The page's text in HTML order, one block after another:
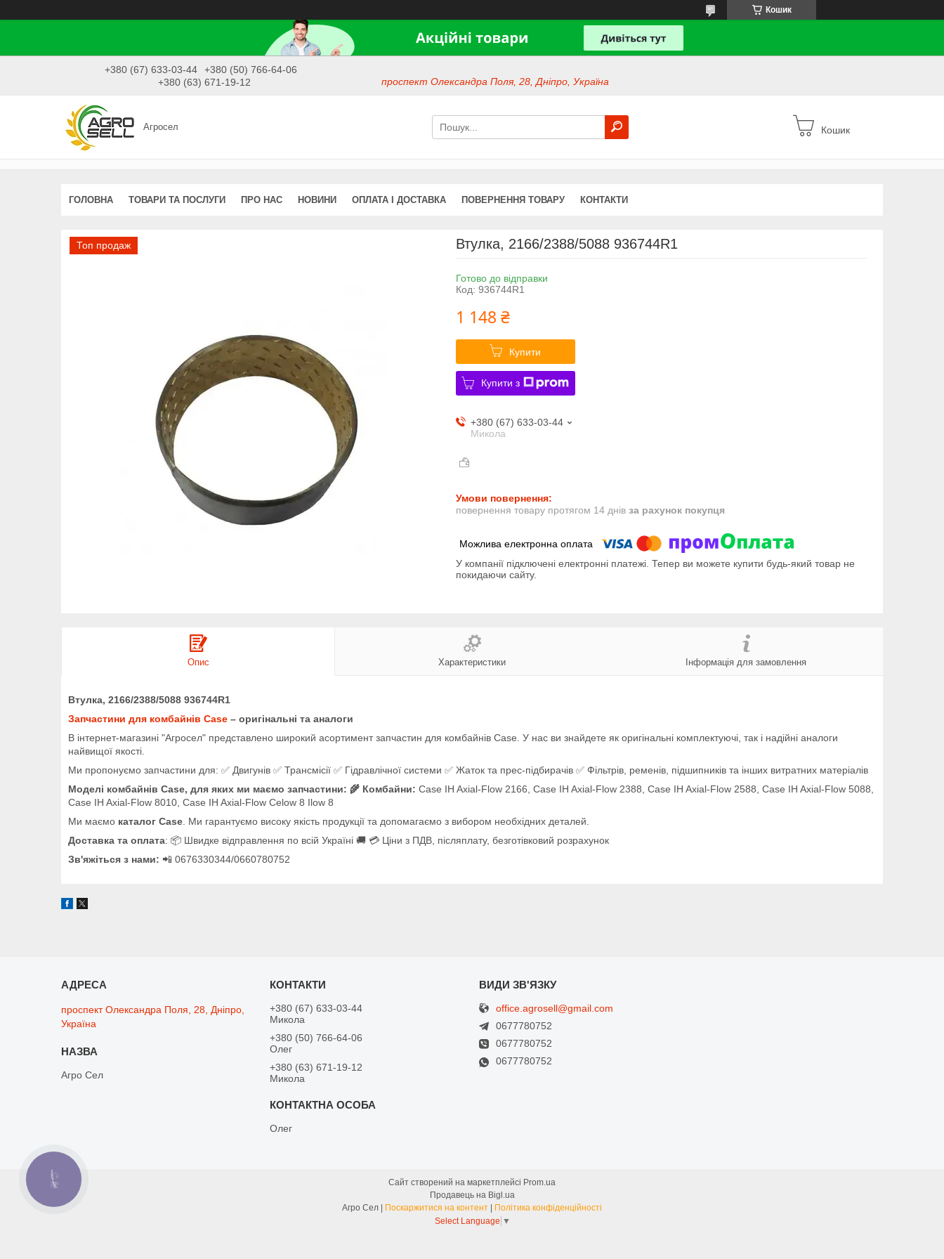
Кошик
+380 (67) 633-03-44
+380 (50) 766-64-06
+380 (63) 671-19-12
проспект Олександра Поля, 28, Дніпро, Україна
Агросел Кошик
ГОЛОВНА ТОВАРИ ТА ПОСЛУГИ ПРО НАС НОВИНИ ОПЛАТА І ДОСТАВКА ПОВЕРНЕННЯ ТОВАРУ КОНТАКТИ
Топ продаж Втулка, 2166/2388/5088 936744R1
Готово до відправки
Код: 936744R1
1 148 ₴
Купити
Купити з
+380 (67) 633-03-44
Микола
повернення товару протягом 14 днів за рахунок покупця
У компанії підключені електронні платежі. Тепер ви можете купити будь-який товар не
покидаючи сайту.
Опис Характеристики Інформація для замовлення
Втулка, 2166/2388/5088 936744R1
Запчастини для комбайнів Case – оригінальні та аналоги
В інтернет-магазині "Агросел" представлено широкий асортимент запчастин для комбайнів Case. У нас ви знайдете як оригінальні комплектуючі, так і надійні аналоги
найвищої якості.
Ми пропонуємо запчастини для: ✅ Двигунів ✅ Трансмісії ✅ Гідравлічної системи ✅ Жаток та прес-підбирачів ✅ Фільтрів, ременів, підшипників та інших витратних матеріалів
Моделі комбайнів Case, для яких ми маємо запчастини: 🌾 Комбайни: Case IH Axial-Flow 2166, Case IH Axial-Flow 2388, Case IH Axial-Flow 2588, Case IH Axial-Flow 5088,
Case IH Axial-Flow 8010, Case IH Axial-Flow Celow 8 Ilow 8
Ми маємо каталог Case . Ми гарантуємо високу якість продукції та допомагаємо з вибором необхідних деталей.
Доставка та оплата: 📦 Швидке відправлення по всій Україні 🚚 💳 Ціни з ПДВ, післяплату, безготівковий розрахунок
Зв'яжіться з нами: 📲 0676330344/0660780752
проспект Олександра Поля, 28, Дніпро,
Україна
Агро Сел
+380 (67) 633-03-44
Микола
+380 (50) 766-64-06
Олег
+380 (63) 671-19-12
Микола
Олег
office.agrosell@gmail.com
0677780752
0677780752
0677780752
Сайт створений на маркетплейсі Prom.ua
Продавець на Bigl.ua
Агро Сел | Поскаржитися на контент | Політика конфіденційності
Select Language ▼
КНОПКА
ЗВ'ЯЗКУ